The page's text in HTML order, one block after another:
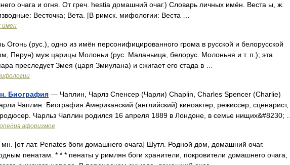
очага и огня. От греч. hestia домашний очаг.) Словарь личных имён. Веста ы, ж.
Весточка; Вета. [В римск. мифологии: Веста …
имен
Огонь (рус.), одно из имён персонифицированного грома в русской и белорусской
Перун) муж царицы Молоньи (рус. Маланьица, белорус. Молоньня и т. п.); эта
преследует Змея (царя Змиулана) и сжигает его стада в …
Биография — Чаплин, Чарлз Спенсер (Чарли) Chaplin, Charles Spencer (Charlie)
Чаплин. Биография Американский (английский) киноактер, режиссер, сценарист,
Чарльз Чаплин родился 16 апреля 1889 в Лондоне, в семье нищих&#8230; …
афоризмов
[от лат. Penates боги домашнего очага] Шутл. Родной дом, домашний очаг.
пенатам. * * * пенаты у римлян боги хранители, покровители домашнего очага,